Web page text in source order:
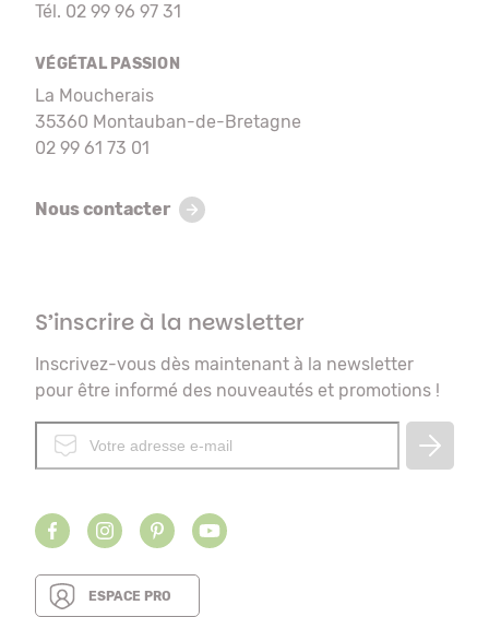
Tél. 02 99 96 97 31
VÉGÉTAL PASSION
La Moucherais
35360 Montauban-de-Bretagne
02 99 61 73 01
Nous contacter
S’inscrire à la newsletter
Inscrivez-vous dès maintenant à la newsletter
pour être informé des nouveautés et promotions !
ESPACE PRO